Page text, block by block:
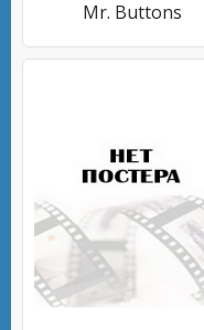
Mr. Buttons